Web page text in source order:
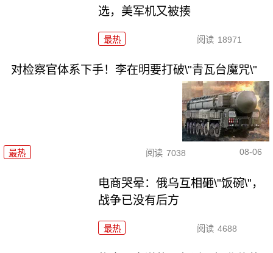
选，美军机又被揍
最热 阅读 18971
对检察官体系下手！李在明要打破\"青瓦台魔咒\"
最热 阅读 7038 08-06
电商哭晕：俄乌互相砸\"饭碗\"，
战争已没有后方
最热 阅读 4688